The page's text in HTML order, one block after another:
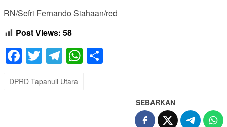
RN/Sefri Fernando Siahaan/red
Post Views: 58
Facebook
TwitterTelegram
WhatsApp
DPRD Tapanuli Utara
SEBARKAN